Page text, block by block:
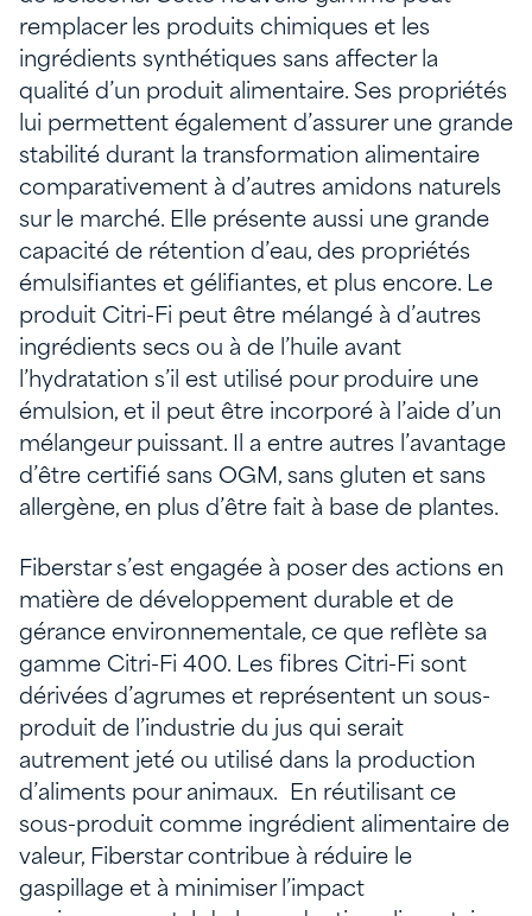
remplacer les produits chimiques et les
ingrédients synthétiques sans affecter la
qualité d’un produit alimentaire. Ses propriétés
lui permettent également d’assurer une grande
stabilité durant la transformation alimentaire
comparativement à d’autres amidons naturels
sur le marché. Elle présente aussi une grande
capacité de rétention d’eau, des propriétés
émulsifiantes et gélifiantes, et plus encore. Le
produit Citri-Fi peut être mélangé à d’autres
ingrédients secs ou à de l’huile avant
l’hydratation s’il est utilisé pour produire une
émulsion, et il peut être incorporé à l’aide d’un
mélangeur puissant. Il a entre autres l’avantage
d’être certifié sans OGM, sans gluten et sans
allergène, en plus d’être fait à base de plantes.
Fiberstar s’est engagée à poser des actions en
matière de développement durable et de
gérance environnementale, ce que reflète sa
gamme Citri-Fi 400. Les fibres Citri-Fi sont
dérivées d’agrumes et représentent un sous-
produit de l’industrie du jus qui serait
autrement jeté ou utilisé dans la production
d’aliments pour animaux. En réutilisant ce
sous-produit comme ingrédient alimentaire de
valeur, Fiberstar contribue à réduire le
gaspillage et à minimiser l’impact